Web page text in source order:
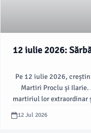
12 iulie 2026:
Pe 12 iulie 2026,
Martiri Proclu și
martiriul lor extraordinar
12 Jul 2026